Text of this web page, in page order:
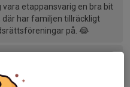
vara etappansvarig en bra bit
har familjen tillräckligt
på. 😂